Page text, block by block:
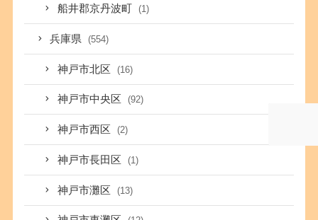
船井郡京丹波町 (1)
兵庫県 (554)
神戸市北区 (16)
神戸市中央区 (92)
神戸市西区 (2)
神戸市長田区 (1)
神戸市灘区 (13)